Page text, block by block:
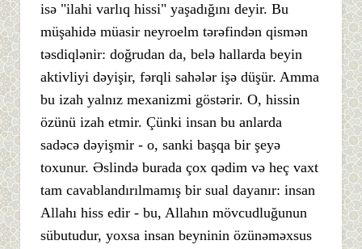
isə "ilahi varlıq hissi" yaşadığını deyir. Bu
müşahidə müasir neyroelm tərəfindən qismən
təsdiqlənir: doğrudan da, belə hallarda beyin
aktivliyi dəyişir, fərqli sahələr işə düşür. Amma
bu izah yalnız mexanizmi göstərir. O, hissin
özünü izah etmir. Çünki insan bu anlarda
sadəcə dəyişmir - o, sanki başqa bir şeyə
toxunur. Əslində burada çox qədim və heç vaxt
tam cavablandırılmamış bir sual dayanır: insan
Allahı hiss edir - bu, Allahın mövcudluğunun
sübutudur, yoxsa insan beyninin özünəməxsus